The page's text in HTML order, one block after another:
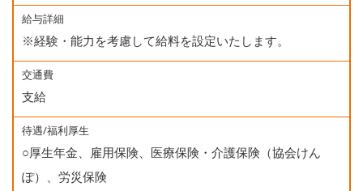
給与詳細
※経験・能力を考慮して給料を設定いたします。
交通費
支給
待遇/福利厚生
○厚生年金、雇用保険、医療保険・介護保険（協会けん
ぽ）、労災保険